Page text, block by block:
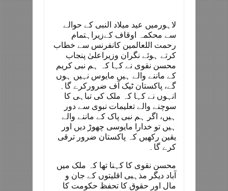
لاہورمیں عید میلاد النبی کے حوالے
سے محکمہ اوقاف کےزیراہتمام
رحمت اللعالمین کانفرنس سے خطاب
کرتے ہوئے نگران وزیراعلیٰ پنجاب
محسن نقوی نے کہا کہ ہم نبی کریم
کے ماننے والے ہیں مایوس نہیں ہوں
گے، پاکستان ٹیک آف ضرورکرے گا۔
انہوں نے کہا کہ ملک کی تباہی کا
سوچنے والے تعلیمات نبوی سے دور
ہیں، اگر ہم نبی پاک کے ماننے والے
ہیں تو خدارا مایوسی چھوڑ دیں اور
یقین رکھیں کہ پاکستان ضرور ترقی
کرے گا۔
محسن نقوی کا کہنا تھا کہ ملک میں
آباد دیگر مذہبی اقلیتوں کے جان و
مال اور حقوق کا تحفظ حکومت کا